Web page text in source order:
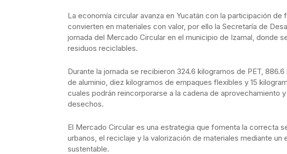
La economía circular avanza en Yucatán con la participación de
convierten en materiales con valor, por ello la Secretaría de
jornada del Mercado Circular en el municipio de Izamal, donde
residuos reciclables.
Durante la jornada se recibieron 324.6 kilogramos de PET,
de aluminio, diez kilogramos de empaques flexibles y 15
cuales podrán reincorporarse a la cadena de aprovechamiento
desechos.
El Mercado Circular es una estrategia que fomenta la correcta
urbanos, el reciclaje y la valorización de materiales mediante
sustentable.